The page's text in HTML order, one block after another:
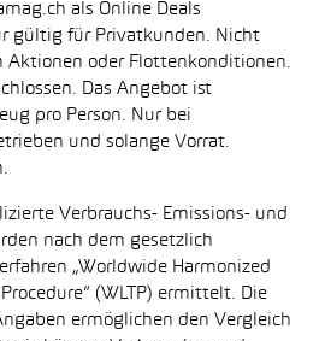
als Online Deals
gültig für Privatkunden. Nicht
Aktionen oder Flottenkonditionen.
Das Angebot ist
pro Person. Nur bei
und solange Vorrat.
Verbrauchs- Emissions- und
nach dem gesetzlich
„Worldwide Harmonized
(WLTP) ermittelt. Die
ermöglichen den Vergleich